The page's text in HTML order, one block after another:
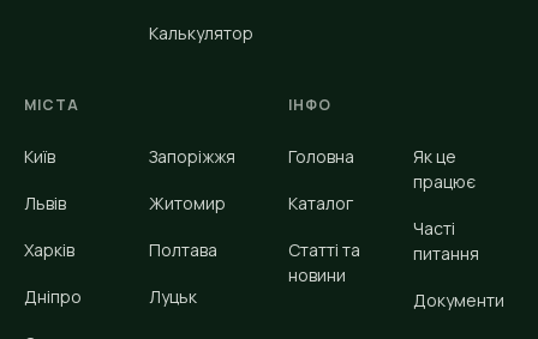
Калькулятор
МІСТА
Київ
Львів
Харків
Дніпро
Запоріжжя
Житомир
Полтава
Луцьк
ІНФО
Головна
Каталог
Статті та
новини
Як це
працює
Часті
питання
Документи